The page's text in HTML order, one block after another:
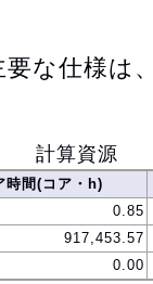
な仕様は
計算資源
時間(コア・h)
0.85
917,453.57
0.00